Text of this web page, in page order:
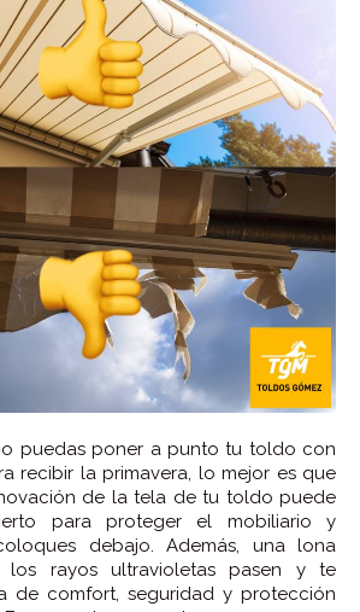
puedas poner a punto tu toldo con
recibir la primavera, lo mejor es que
de la tela de tu toldo puede
para proteger el mobiliario y
debajo. Además, una lona
rayos ultravioletas pasen y te
de comfort, seguridad y protección